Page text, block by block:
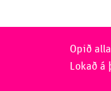
Opið
Lokað